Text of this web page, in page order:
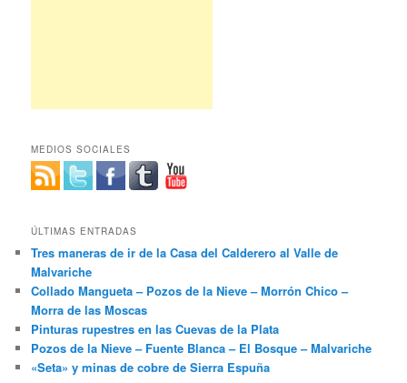
MEDIOS SOCIALES
ÚLTIMAS ENTRADAS
Tres maneras de ir de la Casa del Calderero al Valle de
Malvariche
Collado Mangueta – Pozos de la Nieve – Morrón Chico –
Morra de las Moscas
Pinturas rupestres en las Cuevas de la Plata
Pozos de la Nieve – Fuente Blanca – El Bosque – Malvariche
«Seta» y minas de cobre de Sierra Espuña